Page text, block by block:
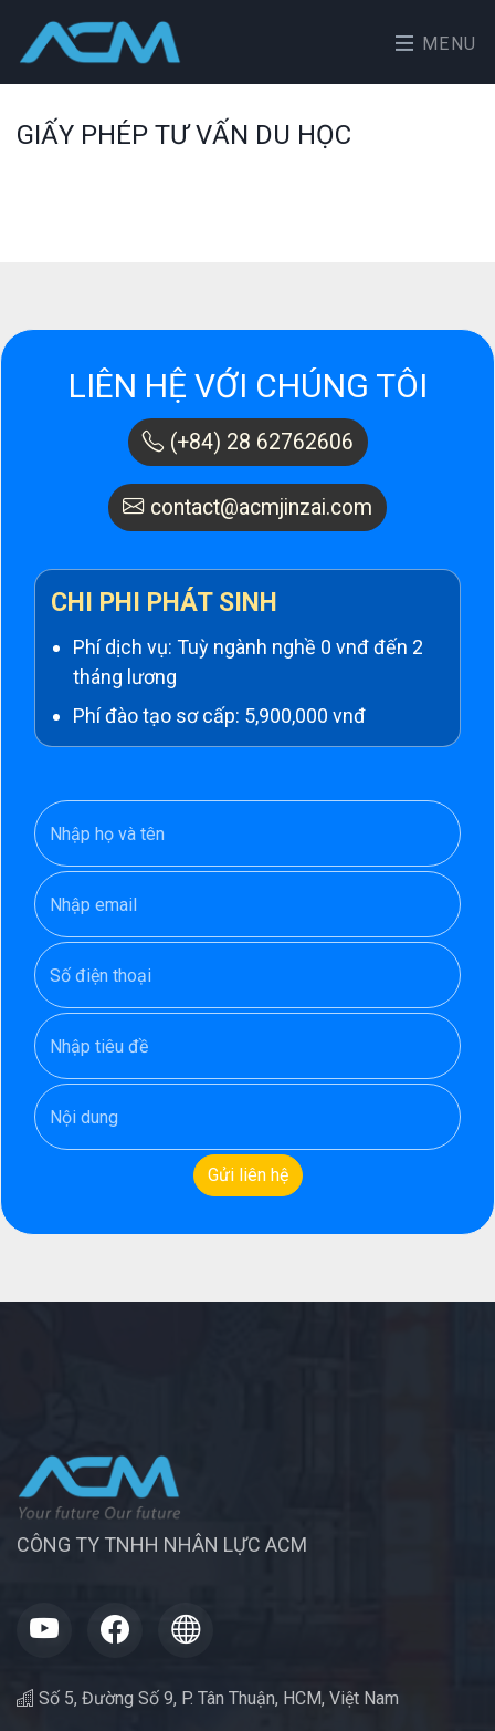
MENU
GIẤY PHÉP TƯ VẤN DU HỌC
LIÊN HỆ VỚI CHÚNG TÔI
(+84) 28 62762606
contact@acmjinzai.com
CHI PHI PHÁT SINH
Phí dịch vụ: Tuỳ ngành nghề 0 vnđ đến 2
tháng lương
Phí đào tạo sơ cấp: 5,900,000 vnđ
CÔNG TY TNHH NHÂN LỰC ACM
Số 5, Đường Số 9, P. Tân Thuận, HCM, Việt Nam